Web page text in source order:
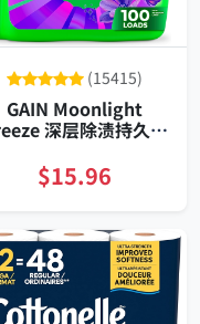
(15415)
GAIN Moonlight
深层除渍持久香
洗衣机冷水高效去渍
持久留香六周效果
$15.96